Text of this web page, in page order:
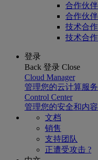
合作伙
合作伙
技术合
技术合
登录
Back 登录 Close
Cloud Manager
管理您的云计算服务
Control Center
管理您的安全和内
文档
销售
支持团队
正遭受攻击 ?